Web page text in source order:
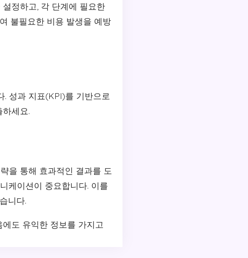
정하고, 각 단계에 필요한
불필요한 비용 발생을 예방
. 성과 지표(KPI)를 기반으로
세요.
을 통해 효과적인 결과를 도
케이션이 중요합니다. 이를
니다.
도 유익한 정보를 가지고